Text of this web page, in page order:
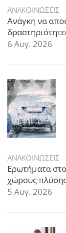
ΑΝΑΚΟΙΝΩΣΕΙΣ
Ανάγκη να
6 Αυγ. 2026
ΑΝΑΚΟΙΝΩΣΕΙΣ
Ερωτήματα
χώρους
5 Αυγ. 2026